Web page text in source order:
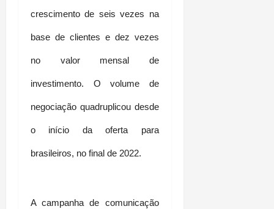
crescimento de seis vezes na
base de clientes e dez vezes
no valor mensal de
investimento. O volume de
negociação quadruplicou desde
o início da oferta para
brasileiros, no final de 2022.
A campanha de comunicação